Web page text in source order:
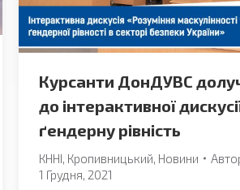
Курсанти ДонДУВС
до інтерактивної
ґендерну рівність
КННІ, Кропивницький, Новини
1 Грудня, 2021